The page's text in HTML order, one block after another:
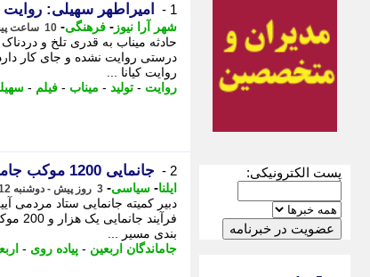
پست الکترونیکی:
1 - امیراطهر سهیلی: روایت
شهر آرا نیوز - فرهنگی- 10 ساعت پیش - چهارشنبه 14 مرداد 1405، 22:42
حادثه میناب به قدری تلخ و
درستی روایت نشده و جای کار
روایت کیانا ...
روایت - تولید - میناب - فیلم -
2 - جانمایی 1200 موکب جاماندگان اربعین به پایان رسید
ایلنا- سیاسی- 3 روز پیش - دوشنبه 12 مرداد 1405، 14:47
دبیر کمیته جانمایی ستاد مردمی
بندی مسیر ...
جاماندگان اربعین - پیاده روی -